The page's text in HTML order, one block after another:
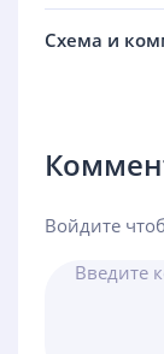
Схема и
Войдите